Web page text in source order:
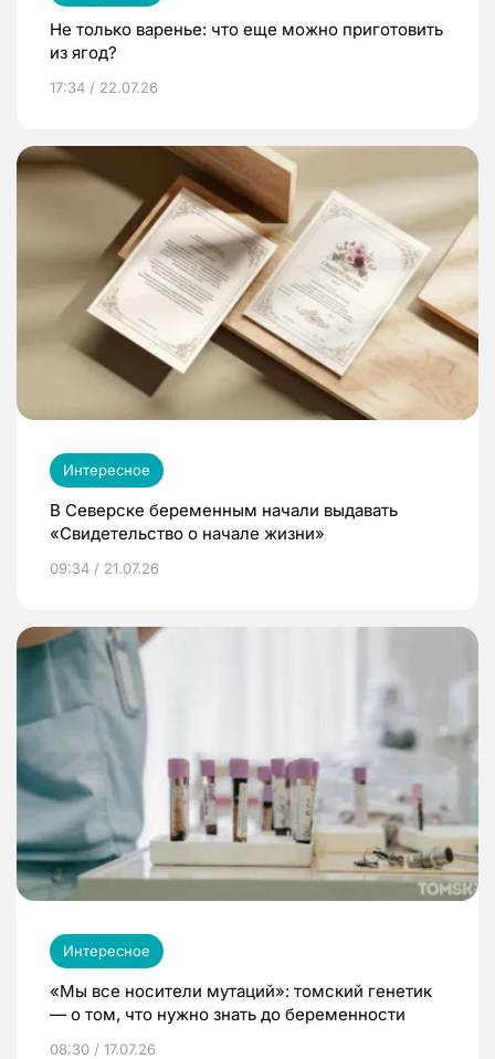
Не только варенье: что еще можно приготовить
из ягод?
17:34 / 22.07.26
Интересное
В Северске беременным начали выдавать
«Свидетельство о начале жизни»
09:34 / 21.07.26
Интересное
«Мы все носители мутаций»: томский генетик
— о том, что нужно знать до беременности
08:30 / 17.07.26